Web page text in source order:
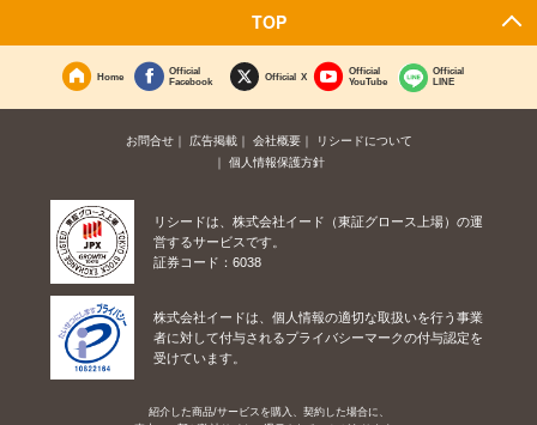
TOP
Home
Official
Facebook
Official X
Official
YouTube
Official
LINE
お問合せ 広告掲載 会社概要
リシードについて
個人情報保護方針
リシードは、株式会社イード（東証グロース上場）の運
営するサービスです。
証券コード：6038
株式会社イードは、個人情報の適切な取扱いを行う事業
者に対して付与されるプライバシーマークの付与認定を
受けています。
紹介した商品/サービスを購入、契約した場合に、